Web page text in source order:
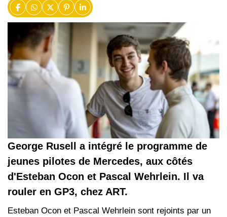
George Rusell a intégré le programme de
jeunes pilotes de Mercedes, aux côtés
d'Esteban Ocon et Pascal Wehrlein. Il va
rouler en GP3, chez ART.
Esteban Ocon et Pascal Wehrlein sont rejoints par un